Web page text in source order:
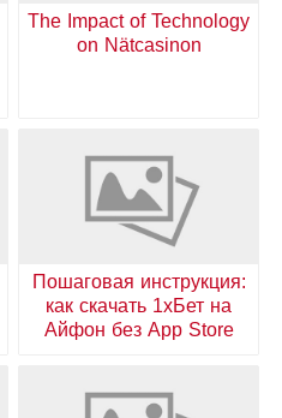
The Impact of Technology
on Nätcasinon
Пошаговая инструкция:
как скачать 1хБет на
Айфон без App Store